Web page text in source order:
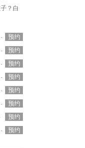
？白
需要避免什么
预约
诱发白癜风
预约
是因为挑食呢
预约
恢复有帮助吗
预约
治疗会扩大吗
预约
风能复色吗
预约
预约
治疗效果好 预约